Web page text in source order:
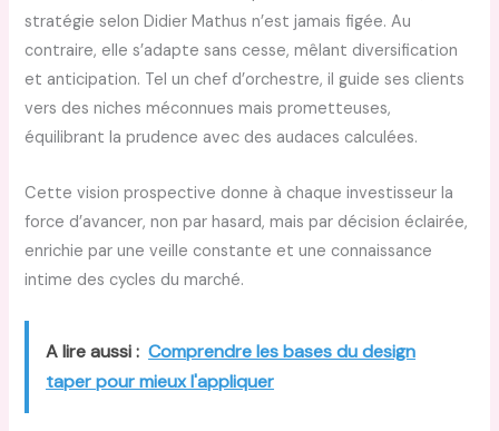
stratégie selon Didier Mathus n’est jamais figée. Au
contraire, elle s’adapte sans cesse, mêlant diversification
et anticipation. Tel un chef d’orchestre, il guide ses clients
vers des niches méconnues mais prometteuses,
équilibrant la prudence avec des audaces calculées.
Cette vision prospective donne à chaque investisseur la
force d’avancer, non par hasard, mais par décision éclairée,
enrichie par une veille constante et une connaissance
intime des cycles du marché.
A lire aussi : Comprendre les bases du design
taper pour mieux l'appliquer